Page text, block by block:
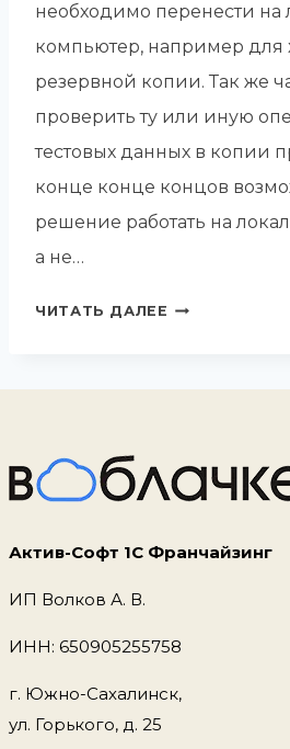
необходимо перенести на
компьютер, например для
резервной копии. Так же
проверить ту или иную
тестовых данных в копии
конце конце концов
решение работать на
а не…
ЧИТАТЬ ДАЛЕЕ КАК
ИЗ
В
ЛОКАЛЬНУЮ
Актив-Софт 1С Франчайзинг
ИП Волков А. В.
ИНН: 650905255758
г. Южно-Сахалинск,
ул. Горького, д. 25